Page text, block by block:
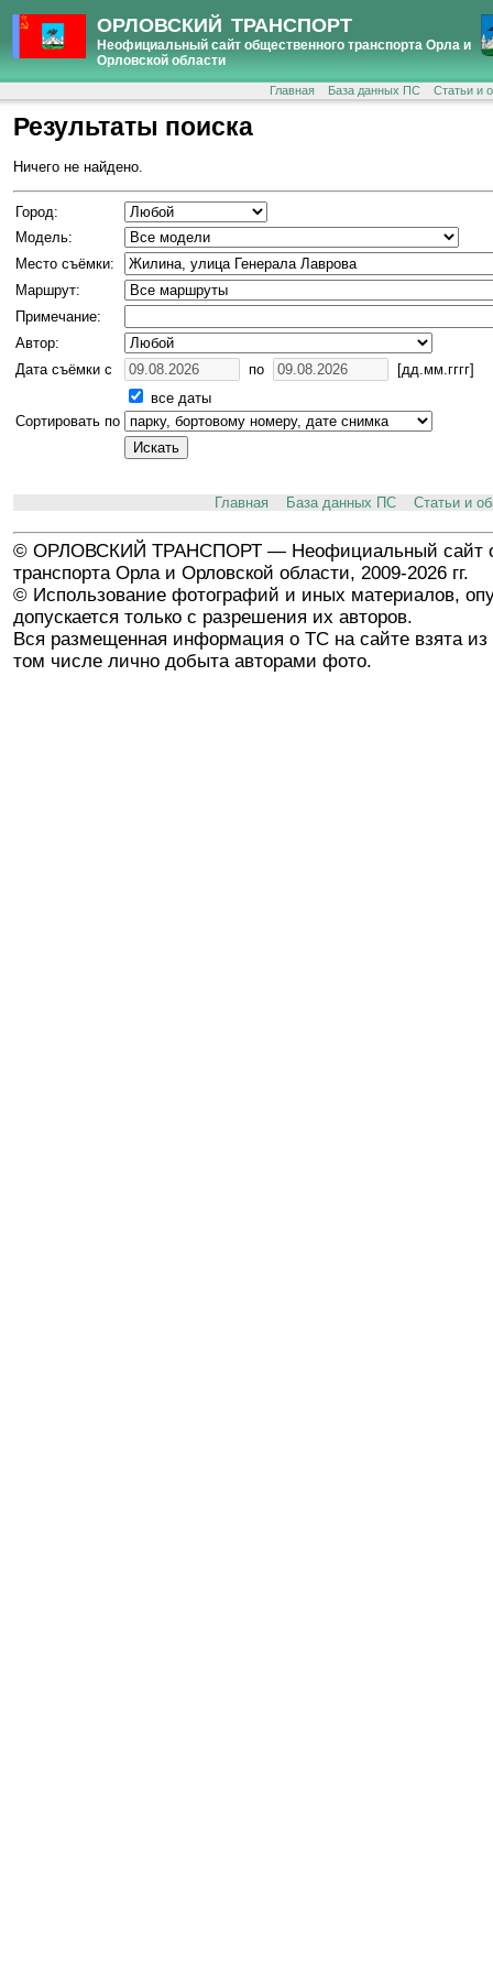
ОРЛОВСКИЙ ТРАНСПОРТ
Неофициальный сайт общественного транспорта Орла и
Орловской области
Главная База данных ПС Статьи и
Результаты поиска
Ничего не найдено.
Город:
Модель:
Место съёмки:
Маршрут:
Примечание:
Автор:
Дата съёмки с
по
[дд.мм.гггг]
все даты
Сортировать по
Главная База данных ПС Статьи и
© ОРЛОВСКИЙ ТРАНСПОРТ — Неофициальный сайт
транспорта Орла и Орловской области, 2009-2026 гг.
© Использование фотографий и иных материалов,
допускается только с разрешения их авторов.
Вся размещенная информация о ТС на сайте взята из
том числе лично добыта авторами фото.